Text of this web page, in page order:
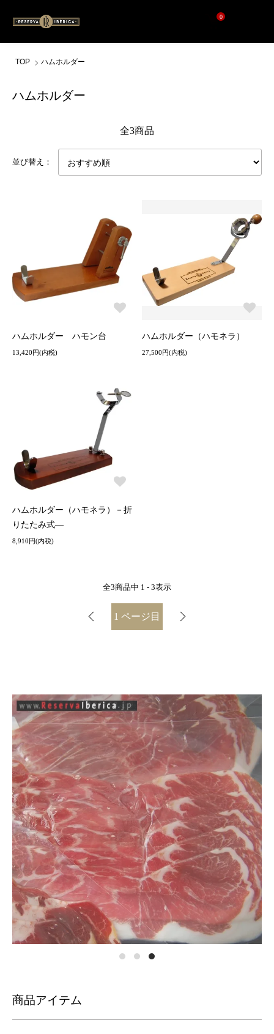
0
TOP ハムホルダー
ハムホルダー
全3商品
並び替え：
ハムホルダー ハモン台
13,420円(内税)
ハムホルダー（ハモネラ）
27,500円(内税)
ハムホルダー（ハモネラ）－折
りたたみ式―
8,910円(内税)
全3商品中 1 - 3表示
1 ページ目
商品アイテム